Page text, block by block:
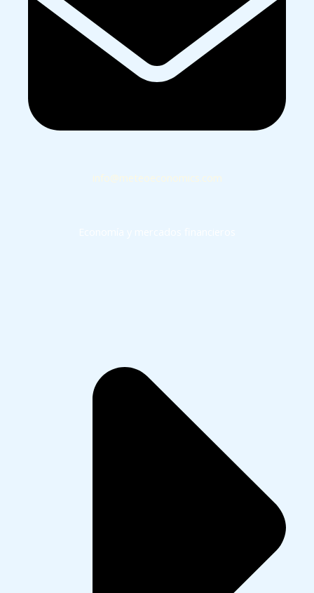
info@meteoeconomics.com